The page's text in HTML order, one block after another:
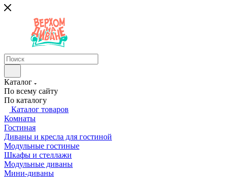
Каталог
По всему сайту
По каталогу
Каталог товаров
Комнаты
Гостиная
Диваны и кресла для гостиной
Модульные гостиные
Шкафы и стеллажи
Модульные диваны
Мини-диваны